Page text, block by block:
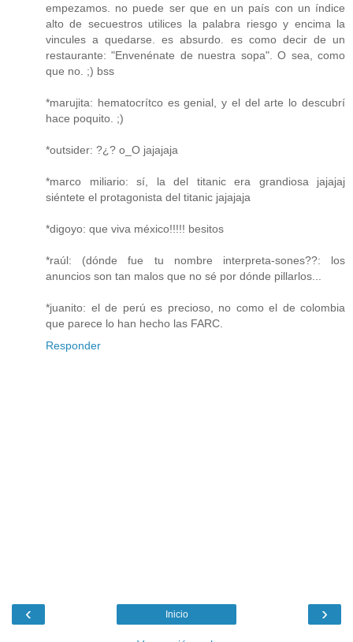
empezamos. no puede ser que en un país con un índice
alto de secuestros utilices la palabra riesgo y encima la
vincules a quedarse. es absurdo. es como decir de un
restaurante: "Envenénate de nuestra sopa". O sea, como
que no. ;) bss
*marujita: hematocrítco es genial, y el del arte lo descubrí
hace poquito. ;)
*outsider: ?¿? o_O jajajaja
*marco miliario: sí, la del titanic era grandiosa jajajaj
siéntete el protagonista del titanic jajajaja
*digoyo: que viva méxico!!!!! besitos
*raúl: (dónde fue tu nombre interpreta-sones??: los
anuncios son tan malos que no sé por dónde pillarlos...
*juanito: el de perú es precioso, no como el de colombia
que parece lo han hecho las FARC.
Responder
‹ ›
Inicio